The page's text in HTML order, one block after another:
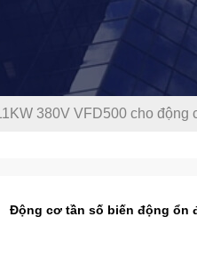
380V VFD500 cho động
Động cơ tần số biến động ổn